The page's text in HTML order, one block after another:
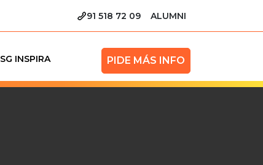
91 518 72 09 ALUMNI
SG INSPIRA PIDE MÁS INFO